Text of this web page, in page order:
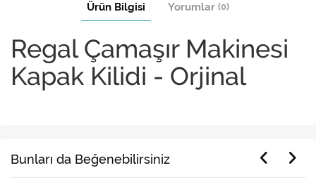
Ürün Bilgisi Yorumlar (0)
Regal Çamaşır Makinesi
Kapak Kilidi - Orjinal
Bunları da Beğenebilirsiniz